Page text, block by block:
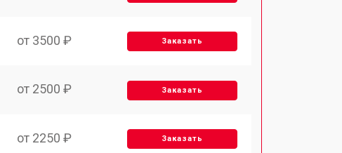
от 3500 ₽ Заказать
от 2500 ₽ Заказать
от 2250 ₽ Заказать